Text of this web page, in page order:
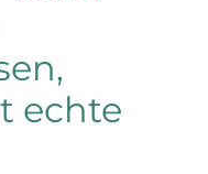
echte